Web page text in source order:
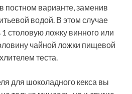
постном варианте, заменив
водой. В этом случае
столовую ложку винного или
чайной ложки пищевой
теста.
для шоколадного кекса вы